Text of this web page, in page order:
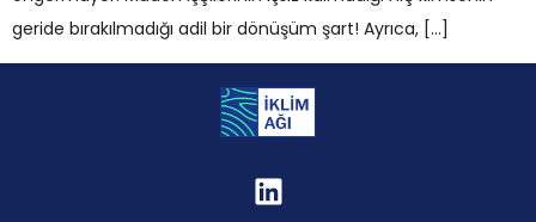
geride bırakılmadığı adil bir dönüşüm şart! Ayrıca, […]